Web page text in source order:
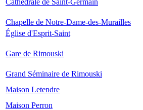
Cathédrale de Saint-Germain
Chapelle de Notre-Dame-des-Murailles
Église d'Esprit-Saint
Gare de Rimouski
Grand Séminaire de Rimouski
Maison Letendre
Maison Perron